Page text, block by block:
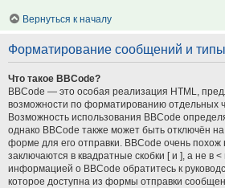
Вернуться к началу
Форматирование сообщений и
Что такое BBCode?
BBCode — это особая реализация HTML,
возможности по форматированию отдельных
Возможность использования BBCode
однако BBCode также может быть отключён
форме для его отправки. BBCode очень похож
заключаются в квадратные скобки [ и ], а не в
информацией о BBCode обратитесь к
которое доступна из формы отправки